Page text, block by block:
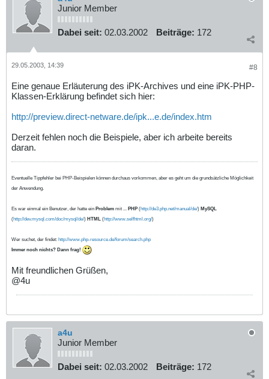
Junior Member
Dabei seit: 02.03.2002 Beiträge: 172
#8
29.05.2003, 14:39
Eine genaue Erläuterung des iPK-Archives und eine iPK-PHP-
Klassen-Erklärung befindet sich hier:
http://preview.direct-netware.de/ipk...e.de/index.htm
Derzeit fehlen noch die Beispiele, aber ich arbeite bereits
daran.
Eventuelle Tippfehler bei PHP-Beispielen können durchaus vorkommen, aber es geht um die grundsätzliche Möglichkeit
der Anwendung.
Es war einmal ein Benutzer, der hatte ein Problem mit ... PHP (http://de3.php.net/manual/de/) MySQL
(http://dev.mysql.com/doc/mysql/de/) HTML (http://www.selfhtml.org/)
Wer suchet, der findet: http://www.php-resource.de/forum/search.php
Immer noch nichts? Dann frag!
Mit freundlichen Grüßen,
@4u
a4u
Junior Member
Dabei seit: 02.03.2002 Beiträge: 172